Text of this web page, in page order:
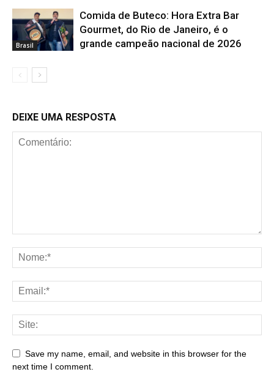
Brasil
Comida de Buteco: Hora Extra Bar
Gourmet, do Rio de Janeiro, é o
grande campeão nacional de 2026
DEIXE UMA RESPOSTA
Save my name, email, and website in this browser for the
next time I comment.